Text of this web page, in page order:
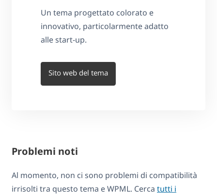
Un tema progettato colorato e
innovativo, particolarmente adatto
alle start-up.
Sito web del tema
Problemi noti
Al momento, non ci sono problemi di compatibilità
irrisolti tra questo tema e WPML. Cerca tutti i